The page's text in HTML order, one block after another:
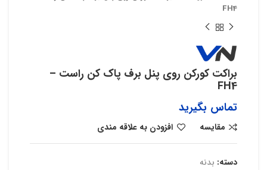
FH4
براکت کورکن روی پنل برف پاک کن راست –
FH4
تماس بگیرید
مقایسه افزودن به علاقه مندی
دسته: بدنه